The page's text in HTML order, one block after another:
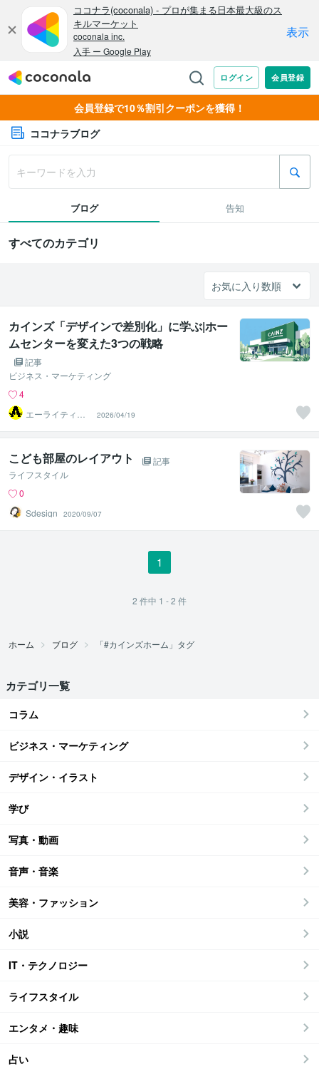
会員登録で10％割引クーポンを獲得！
ココナラブログ
ブログ 告知
すべてのカテゴリ
カインズ「デザインで差別化」に学ぶ|ホー
ムセンターを変えた3つの戦略
記事
ビジネス・マーケティング
4
エーライティン
2026/04/19
こども部屋のレイアウト
記事
ライフスタイル
0
Sdesign
2020/09/07
1
2 件中 1 - 2 件
ホーム ブログ 「#カインズホーム」タグ
カテゴリ一覧
コラム
ビジネス・マーケティング
デザイン・イラスト
学び
写真・動画
音声・音楽
美容・ファッション
小説
IT・テクノロジー
ライフスタイル
エンタメ・趣味
占い